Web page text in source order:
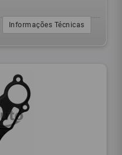
Informações Técnicas